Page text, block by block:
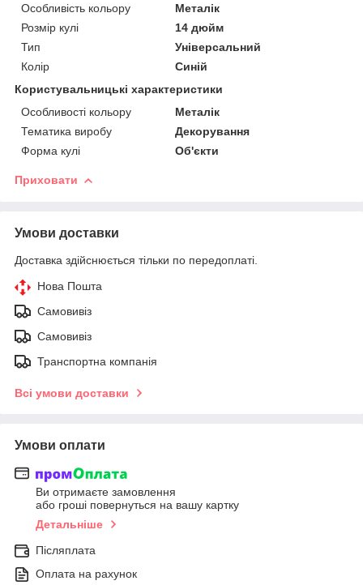
Особливість кольору
Металік
Розмір кулі
14 дюйм
Тип
Універсальний
Колір
Синій
Користувальницькі характеристики
Особливості кольору
Металік
Тематика виробу
Декорування
Форма кулі
Об'єкти
Приховати
Умови доставки
Доставка здійснюється тільки по передоплаті.
Нова Пошта
Самовивіз
Самовивіз
Транспортна компанія
Всі умови доставки
Умови оплати
Ви отримаєте замовлення
або гроші повернуться на вашу картку
Детальніше
Післяплата
Оплата на рахунок